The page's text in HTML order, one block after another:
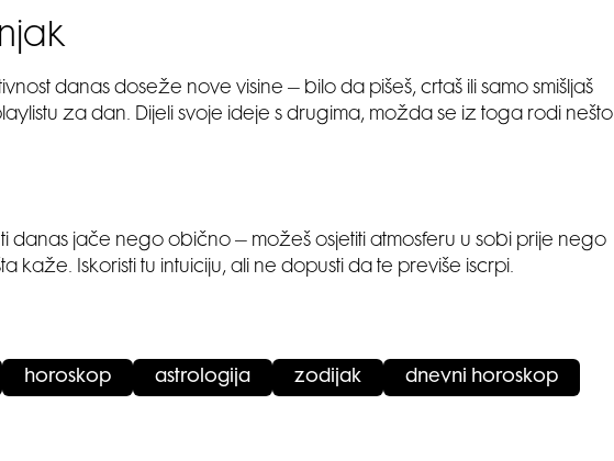
danas doseže nove visine – bilo da pišeš, crtaš ili samo smišljaš
za dan. Dijeli svoje ideje s drugima, možda se iz toga rodi nešto
ti danas jače nego obično – možeš osjetiti atmosferu u sobi prije nego
kaže. Iskoristi tu intuiciju, ali ne dopusti da te previše iscrpi.
horoskop astrologija zodijak dnevni horoskop